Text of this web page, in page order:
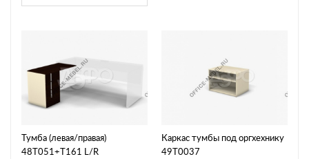
Тумба (левая/правая)
48T051+T161 L/R
Каркас тумбы под оргхехнику
49T0037